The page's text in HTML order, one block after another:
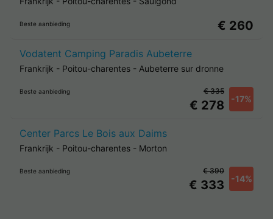
Beste aanbieding € 260
Vodatent Camping Paradis Aubeterre
Frankrijk - Poitou-charentes - Aubeterre sur dronne
Beste aanbieding
€ 278 -17%
€ 335
Center Parcs Le Bois aux Daims
Frankrijk - Poitou-charentes - Morton
Beste aanbieding
€ 333 -14%
€ 390